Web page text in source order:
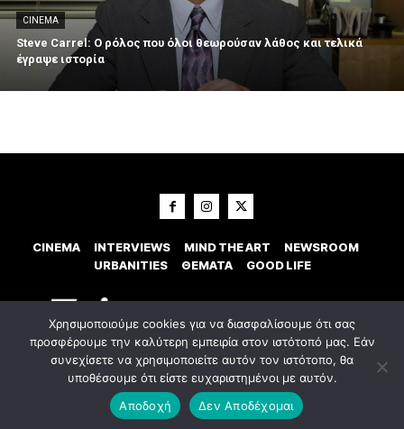
CINEMA
Steve Carrel: Ο ρόλος που όλοι θεωρούσαν λάθος και τελικά
έγραψε ιστορία
CINEMA INTERVIEWS MIND THE ART
NEWSROOM
URBANITIES
ΘΕΜΑΤΑ GOOD LIFE
© 2023 Εxostispress - All right reserved. Κατασκευή Ιστοσελίδας
digital agency
Οροι χρήσης
Χρησιμοποιούμε cookies για να διασφαλίσουμε ότι σας
προσφέρουμε την καλύτερη εμπειρία στον ιστότοπό μας. Εάν
συνεχίσετε να χρησιμοποιείτε αυτόν τον ιστότοπο, θα
υποθέσουμε ότι είστε ευχαριστημένοι με αυτόν.
Αποδοχή
Δεν Αποδέχομαι